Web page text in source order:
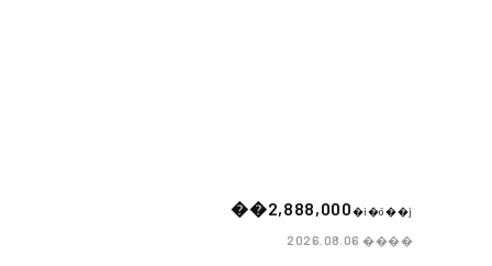
��2,888,000�i�ō��j
2026.08.06����